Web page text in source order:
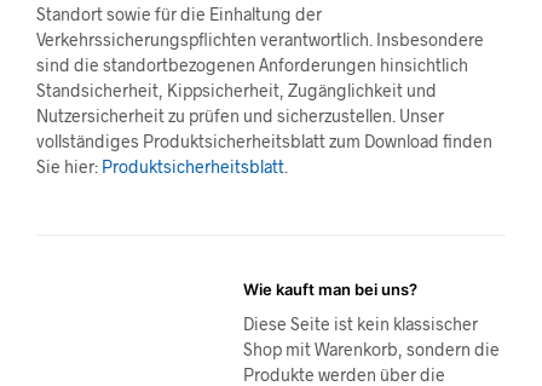
Standort sowie für die Einhaltung der
Verkehrssicherungspflichten verantwortlich. Insbesondere
sind die standortbezogenen Anforderungen hinsichtlich
Standsicherheit, Kippsicherheit, Zugänglichkeit und
Nutzersicherheit zu prüfen und sicherzustellen. Unser
vollständiges Produktsicherheitsblatt zum Download finden
Sie hier: Produktsicherheitsblatt
Wie kauft man bei uns?
Diese Seite ist kein klassischer
Shop mit Warenkorb, sondern die
Produkte werden über die